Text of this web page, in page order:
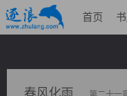
首页
春风化雨